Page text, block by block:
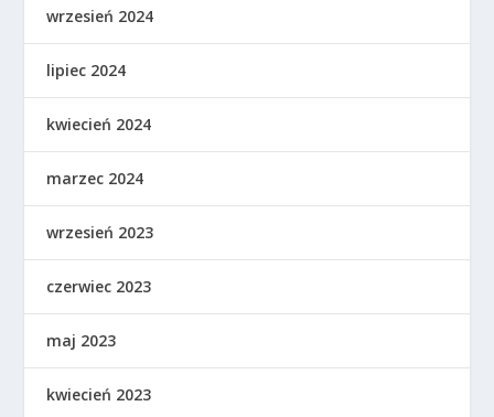
wrzesień 2024
lipiec 2024
kwiecień 2024
marzec 2024
wrzesień 2023
czerwiec 2023
maj 2023
kwiecień 2023